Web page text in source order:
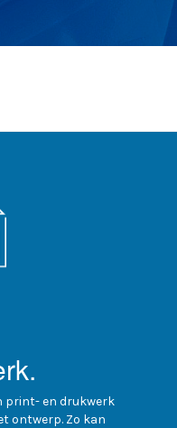
print- en drukwerk
ontwerp. Zo kan